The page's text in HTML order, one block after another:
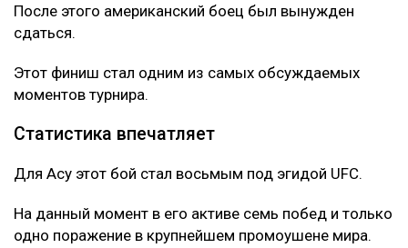
После этого американский боец был вынужден
сдаться.
Этот финиш стал одним из самых обсуждаемых
моментов турнира.
Статистика впечатляет
Для Асу этот бой стал восьмым под эгидой UFC.
На данный момент в его активе семь побед и только
одно поражение в крупнейшем промоушене мира.